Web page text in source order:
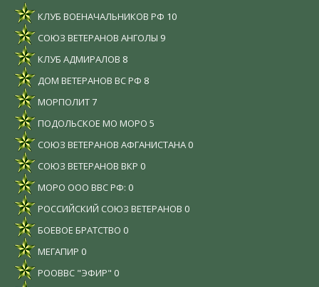
КЛУБ ВОЕНАЧАЛЬНИКОВ РФ 10
СОЮЗ ВЕТЕРАНОВ АНГОЛЫ 9
КЛУБ АДМИРАЛОВ 8
ДОМ ВЕТЕРАНОВ ВС РФ 8
МОРПОЛИТ7
ПОДОЛЬСКОЕ МО МОРО 5
СОЮЗ ВЕТЕРАНОВ АФГАНИСТАНА 0
СОЮЗ ВЕТЕРАНОВ ВКР 0
МОРО ООО ВВС РФ: 0
РОССИЙСКИЙ СОЮЗ ВЕТЕРАНОВ 0
БОЕВОЕ БРАТСТВО 0
МЕГАПИР 0
РООВВС "ЭФИР" 0